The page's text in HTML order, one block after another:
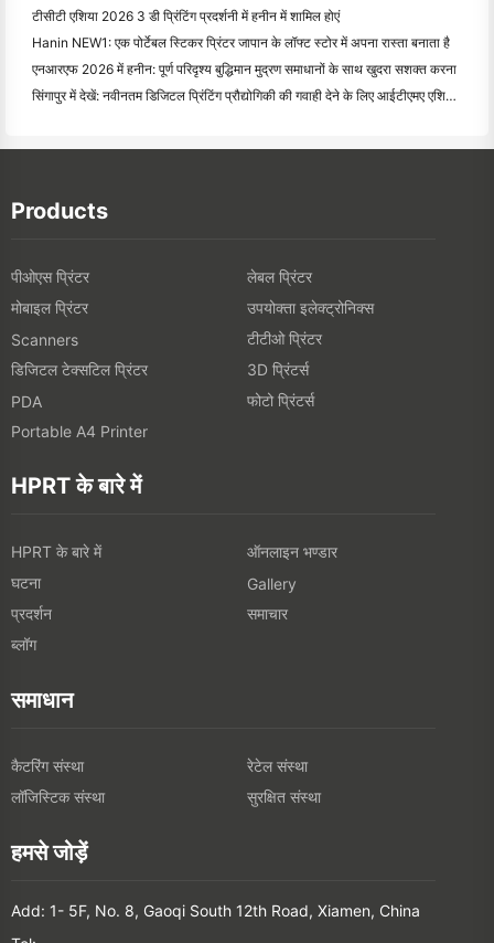
टीसीटी एशिया 2026 3 डी प्रिंटिंग प्रदर्शनी में हनीन में शामिल होएं
Hanin NEW1: एक पोर्टेबल स्टिकर प्रिंटर जापान के लॉफ्ट स्टोर में अपना रास्ता बनाता है
एनआरएफ 2026 में हनीन: पूर्ण परिदृश्य बुद्धिमान मुद्रण समाधानों के साथ खुदरा सशक्त करना
सिंगापुर में देखें: नवीनतम डिजिटल प्रिंटिंग प्रौद्योगिकी की गवाही देने के लिए आईटीएमए एशिया 2025 में हनीन में श
Products
पीओएस प्रिंटर
लेबल प्रिंटर
मोबाइल प्रिंटर
उपयोक्ता इलेक्ट्रोनिक्स
Scanners
टीटीओ प्रिंटर
डिजिटल टेक्सटिल प्रिंटर
3D प्रिंटर्स
PDA
फोटो प्रिंटर्स
Portable A4 Printer
HPRT के बारे में
HPRT के बारे में
ऑनलाइन भण्डार
घटना
Gallery
प्रदर्शन
समाचार
ब्लॉग
समाधान
कैटरिंग संस्था
रेटेल संस्था
लॉजिस्टिक संस्था
सुरक्षित संस्था
हमसे जोड़ें
Add: 1- 5F, No. 8, Gaoqi South 12th Road, Xiamen, China